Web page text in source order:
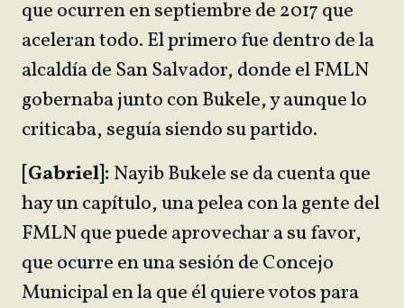
que ocurren en septiembre de 2017 que
aceleran todo. El primero fue dentro de la
alcaldía de San Salvador, donde el FMLN
gobernaba junto con Bukele, y aunque lo
criticaba, seguía siendo su partido.
[Gabriel]:Nayib Bukele se da cuenta que
hay un capítulo, una pelea con la gente del
FMLN que puede aprovechar a su favor,
que ocurre en una sesión de Concejo
Municipal en la que él quiere votos para